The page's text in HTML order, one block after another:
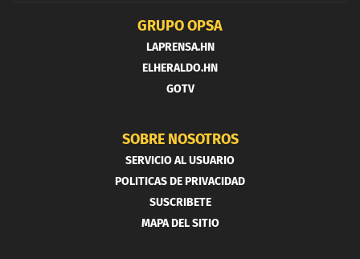
GRUPO OPSA
LAPRENSA.HN
ELHERALDO.HN
GOTV
SOBRE NOSOTROS
SERVICIO AL USUARIO
POLITICAS DE PRIVACIDAD
SUSCRIBETE
MAPA DEL SITIO